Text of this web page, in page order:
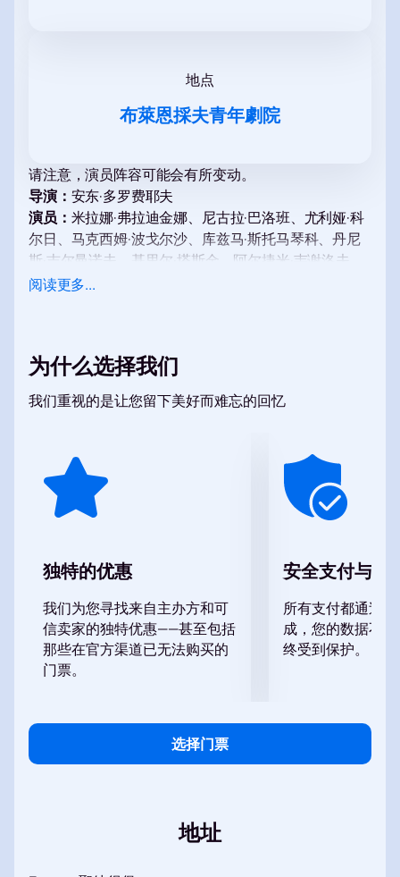
地点
布萊恩採夫青年劇院
请注意，演员阵容可能会有所变动。
导演： 安东·多罗费耶夫
演员： 米拉娜·弗拉迪金娜、尼古拉·巴洛班、尤利娅·科
尔日、马克西姆·波戈尔沙、库兹马·斯托马琴科、丹尼
斯·吉尔曼诺夫、基里尔·塔斯金、阿尔捷米·韦谢洛夫、
安东·沃伊纳洛维奇、康斯坦丁·费丁、阿纳斯塔西娅·马
话剧《美丽的瓦尔瓦拉，长辫子》在圣彼得
堡的演出门票
场1号。本次活动适合家庭以及古典戏剧和音乐剧爱好
者。演出改编自茹科夫斯基的童话故事，剧本和歌词由
叶甫根尼·穆拉维约夫创作，音乐由弗拉基米尔·巴斯金
该剧讲述了沙皇别连杰的故事，他多年膝下无子。在旅
来他王国中未知的一切。回到家后，他得知儿子出生
了。随着科什切伊和其他角色的出现，故事继续展开。
该剧探讨了家庭、选择和命运等主题。
演出地点
配备了现代化的设施，为观众创造了舒适的观剧环境。
观众。主舞台上演适合所有年龄段的演出。
您可以通过以下方式购买话剧《美丽长辫的瓦尔瓦拉》
在我们的网站上使用互动式座位图。我们提供
阅读更多...
为什么选择我们
我们重视的是让您留下美好而难忘的回忆
独特的优惠
我们为您寻找来自主办方和可
信卖家的独特优惠——甚至包括
那些在官方渠道已无法购买的
门票。
安全支付与数
所有支付都通过
成，您的数据不
终受到保护。
选择门票
地址